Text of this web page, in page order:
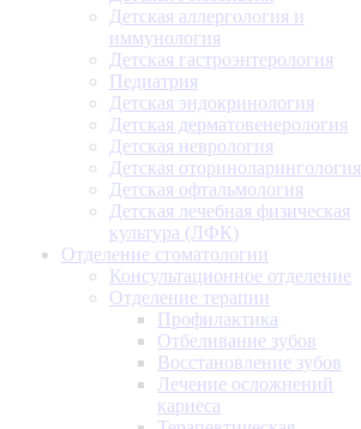
Детская аллергология и
иммунология
Детская гастроэнтерология
Педиатрия
Детская эндокринология
Детская дерматовенерология
Детская неврология
Детская оториноларингология
Детская офтальмология
Детская лечебная физическая
культура (ЛФК)
Отделение стоматологии
Консультационное отделение
Отделение терапии
Профилактика
Отбеливание зубов
Восстановление зубов
Лечение осложнений
кариеса